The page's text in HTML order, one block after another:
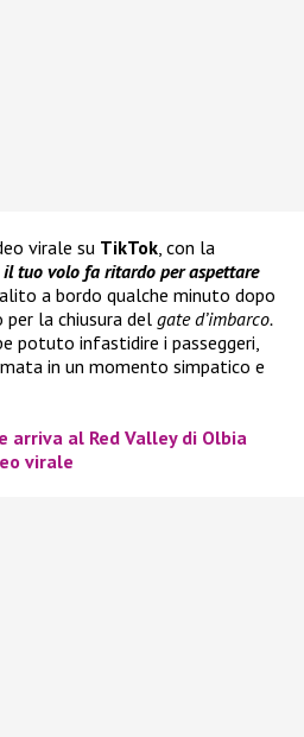
virale su TikTok, con la
il tuo volo fa ritardo per aspettare
a bordo qualche minuto dopo
la chiusura del gate d’imbarco.
potuto infastidire i passeggeri,
in un momento simpatico e
arriva al Red Valley di Olbia
virale